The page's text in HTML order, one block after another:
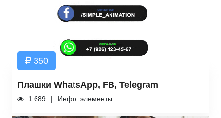
350
Плашки WhatsApp, FB, Telegram
1 689 Инфо. элементы